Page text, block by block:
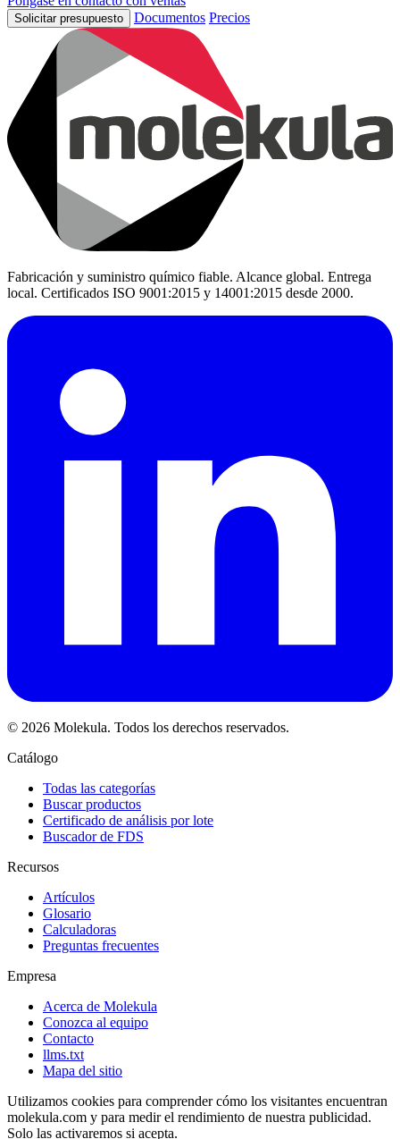
Solicitar presupuesto Documentos Precios
Fabricación y suministro químico fiable. Alcance global. Entrega
local. Certificados ISO 9001:2015 y 14001:2015 desde 2000.
© 2026 Molekula. Todos los derechos reservados.
Catálogo
Todas las categorías
Buscar productos
Certificado de análisis por lote
Buscador de FDS
Recursos
Artículos
Glosario
Calculadoras
Preguntas frecuentes
Empresa
Acerca de Molekula
Conozca al equipo
Contacto
llms.txt
Mapa del sitio
Utilizamos cookies para comprender cómo los visitantes encuentran
molekula.com y para medir el rendimiento de nuestra publicidad.
Solo las activaremos si acepta.